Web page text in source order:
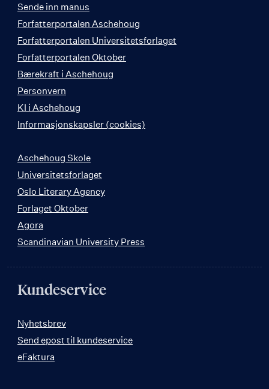
Sende inn manus
Forfatterportalen Aschehoug
Forfatterportalen Universitetsforlaget
Forfatterportalen Oktober
Bærekraft i Aschehoug
Personvern
KI i Aschehoug
Informasjonskapsler (cookies)
Aschehoug Skole
Universitetsforlaget
Oslo Literary Agency
Forlaget Oktober
Agora
Scandinavian University Press
Kundeservice
Nyhetsbrev
Send epost til kundeservice
eFaktura